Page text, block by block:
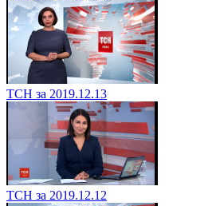
ТСН за 2019.12.13
ТСН за 2019.12.12